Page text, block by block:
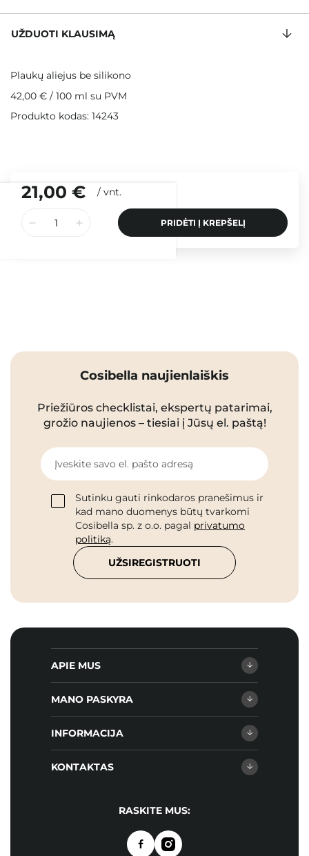
21,00 € / vnt.
PRIDĖTI Į KREPŠELĮ
UŽDUOTI KLAUSIMĄ
Plaukų aliejus be silikono
42,00 € / 100 ml su PVM
Produkto kodas: 14243
Cosibella naujienlaiškis
Priežiūros checklistai, ekspertų patarimai,
grožio naujienos – tiesiai į Jūsų el. paštą!
Įveskite savo el. pašto adresą
Sutinku gauti rinkodaros pranešimus ir
kad mano duomenys būtų tvarkomi
Cosibella sp. z o.o. pagal privatumo
politiką.
UŽSIREGISTRUOTI
APIE MUS
MANO PASKYRA
INFORMACIJA
KONTAKTAS
RASKITE MUS: